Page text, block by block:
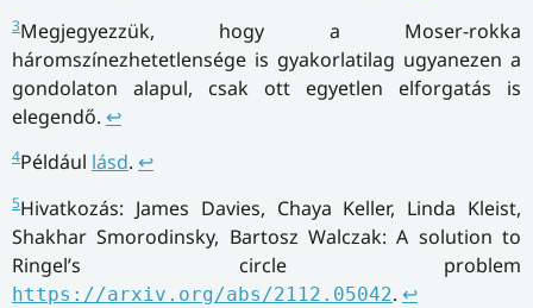
3Megjegyezzük, hogy a Moser-rokka
háromszínezhetetlensége is gyakorlatilag ugyanezen a
gondolaton alapul, csak ott egyetlen elforgatás is
elegendő. ↩
4Például lásd. ↩
5Hivatkozás: James Davies, Chaya Keller, Linda Kleist,
Shakhar Smorodinsky, Bartosz Walczak: A solution to
Ringel’s circle problem
https://arxiv.org/abs/2112.05042. ↩